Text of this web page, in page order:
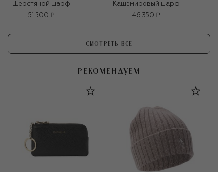
Шерстяной шарф
51 500 ₽
Кашемировый шарф
46 350 ₽
СМОТРЕТЬ ВСЕ
РЕКОМЕНДУЕМ